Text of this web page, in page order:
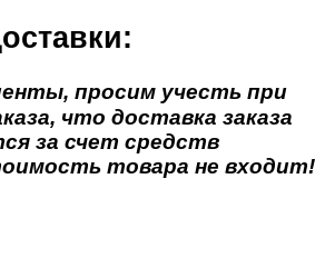
просим учесть при
что доставка заказа
за счет средств
товара не входит!